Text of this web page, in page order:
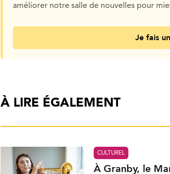
améliorer notre salle de nouvelles pour
Je fais
À LIRE ÉGALEMENT
CULTUREL
À Granby, le